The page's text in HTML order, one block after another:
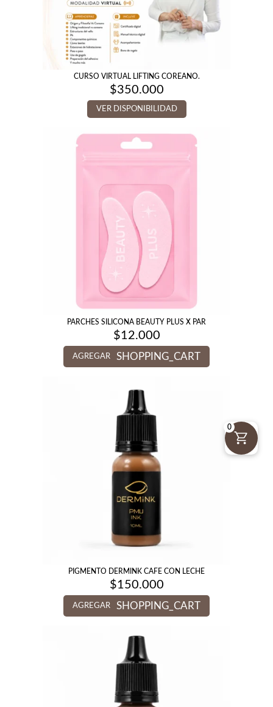
CURSO VIRTUAL LIFTING COREANO.
$350.000
VER DISPONIBILIDAD
PARCHES SILICONA BEAUTY PLUS X PAR
$12.000
AGREGAR SHOPPING_CART
PIGMENTO DERMINK CAFE CON LECHE
$150.000
AGREGAR SHOPPING_CART
0